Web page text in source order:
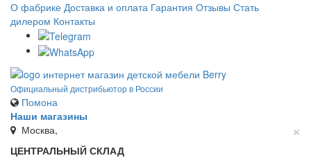
О фабрике Доставка и оплата Гарантия Отзывы Стать
дилером Контакты
Официальный дистрибьютор в России
Помона
Наши магазины
×
Москва,
ЦЕНТРАЛЬНЫЙ СКЛАД